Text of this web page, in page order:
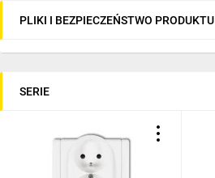
PLIKI I BEZPIECZEŃSTWO PRODUKTU
SERIE